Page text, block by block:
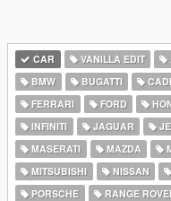
CAR VANILLA EDIT
BMW
BUGATTI
FERRARI
FORD
INFINITI
JAGUAR
MASERATI
MAZDA
MITSUBISHI
NISSAN
PORSCHE
RANGE